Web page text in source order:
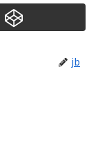
jb